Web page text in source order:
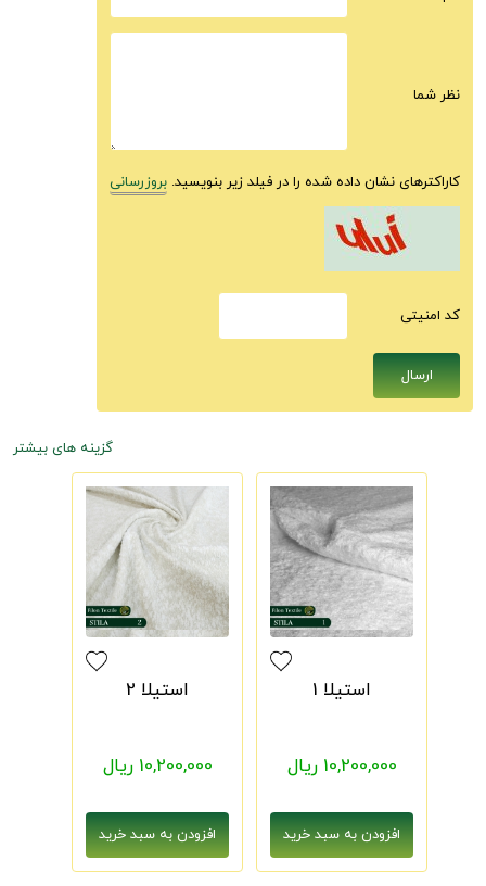
نظر شما
کاراکترهای نشان داده شده را در فیلد زیر بنویسید. بروزرسانی
كد امنيتى
گزینه های بیشتر
استیلا 1
10,200,000 ریال
استیلا 2
10,200,000 ریال